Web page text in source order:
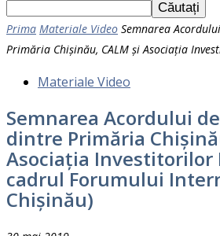
Prima Materiale Video Semnarea
Primăria Chișinău, CALM și Asociația
Materiale Video
Semnarea Acordului
dintre Primăria
Asociația Investitorilor
cadrul Forumului
Chișinău)